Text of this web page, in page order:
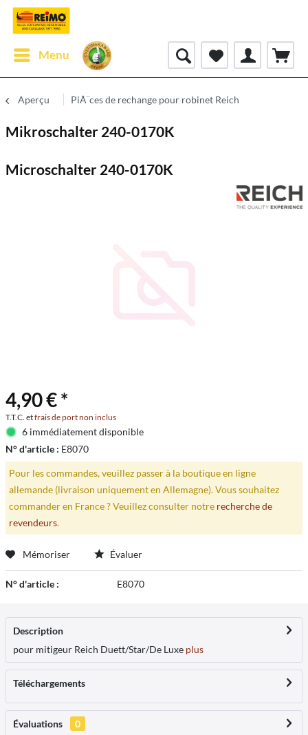
Menu
Aperçu PiÃ¨ces de rechange pour robinet Reich
Mikroschalter 240-0170K
Microschalter 240-0170K
4,90 € *
T.T.C. etfrais de port non inclus
6 immédiatement disponible
N° d'article : E8070
Pour les commandes, veuillez passer à la boutique en ligne
allemande (livraison uniquement en Allemagne). Vous souhaitez
commander en France ? Veuillez consulter notre recherche de
revendeurs.
Mémoriser Évaluer
N° d'article : E8070
Description
pour mitigeur Reich Duett/Star/De Luxe plus
Téléchargements
Évaluations
0